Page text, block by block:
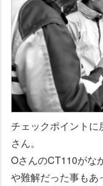
チェックポイントに
さん。
OさんのCT110がな
や難解だった事もあ